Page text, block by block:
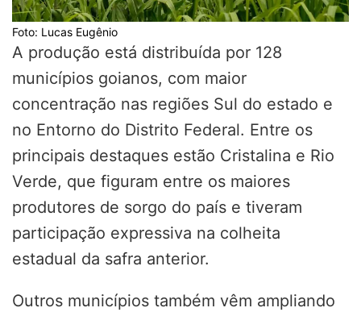
Foto: Lucas Eugênio
A produção está distribuída por 128
municípios goianos, com maior
concentração nas regiões Sul do estado e
no Entorno do Distrito Federal. Entre os
principais destaques estão Cristalina e Rio
Verde, que figuram entre os maiores
produtores de sorgo do país e tiveram
participação expressiva na colheita
estadual da safra anterior.
Outros municípios também vêm ampliando